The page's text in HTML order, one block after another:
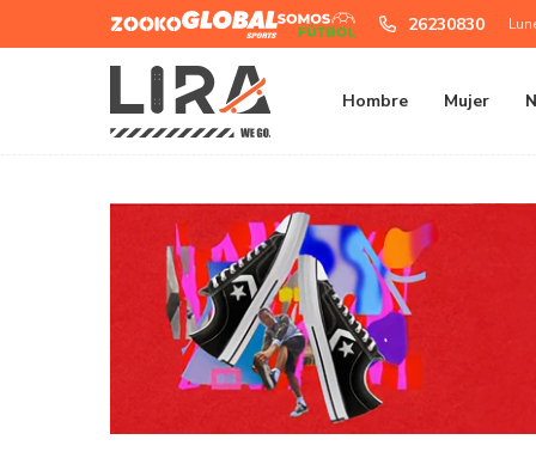
Hombre Mujer
Futbol
26230830